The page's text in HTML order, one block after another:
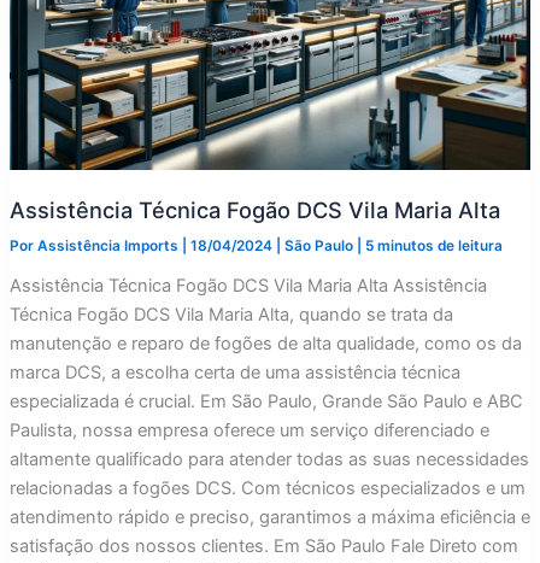
Assistência Técnica Fogão DCS Vila Maria Alta
Por Assistência Imports 18/04/2024 São Paulo| 5 minutos de leitura
Assistência Técnica Fogão DCS Vila Maria Alta Assistência
Técnica Fogão DCS Vila Maria Alta, quando se trata da
manutenção e reparo de fogões de alta qualidade, como os da
marca DCS, a escolha certa de uma assistência técnica
especializada é crucial. Em São Paulo, Grande São Paulo e ABC
Paulista, nossa empresa oferece um serviço diferenciado e
altamente qualificado para atender todas as suas necessidades
relacionadas a fogões DCS. Com técnicos especializados e um
atendimento rápido e preciso, garantimos a máxima eficiência e
satisfação dos nossos clientes. Em São Paulo Fale Direto com